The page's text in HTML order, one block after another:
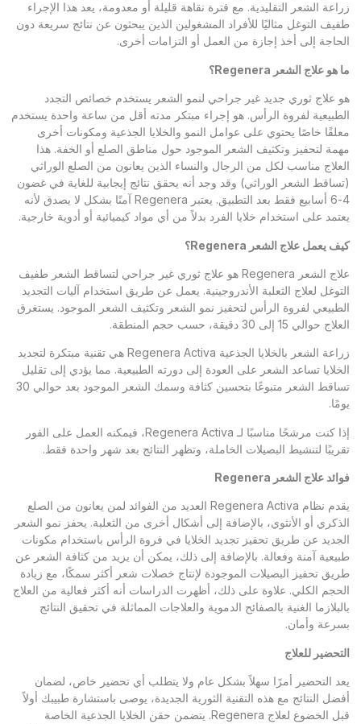
زراعة الشعر التقليدية. مع فترة نقاهة قليلة أو معدومة، يعد هذا الإجراء
طفيف التوغل مثاليًا للأفراد المشغولين الذين يبحثون عن نتائج سريعة دون
الحاجة إلى أخذ إجازة من العمل أو التزامات أخرى.
ما هو علاج الشعر ؟
هو علاج ثوري جديد غير جراحي لنمو الشعر يستخدم خصائص التجدد
الطبيعية لفروة الرأس. هو إجراء مبتكر مدته أقل من ساعة واحدة يستخدم
معلقًا خاصًا يحتوي على عوامل النمو والخلايا الجذعية ومكونات أخرى
مهمة لتحفيز وتكثيف الشعر الموجود حول مناطق الصلع أو الخفة. هذا
العلاج مناسب لكل من الرجال والنساء الذين يعانون من الصلع الوراثي
(تساقط الشعر الوراثي) وقد وجد أنه يحقق نتائج إيجابية للغاية في غضون
4-6 أسابيع فقط بعد التطبيق. يعتبر Regenera آمنًا بشكل لا يصدق لأنه
يعتمد على استخدام خلايا الفرد بدلاً من أي مواد كيميائية أو أدوية خارجية.
كيف يعمل علاج الشعر ؟
علاج الشعر Regenera هو علاج ثوري غير جراحي لتساقط الشعر طفيف
التوغل لعلاج الثعلبة الأندروجينية. يعمل عن طريق استخدام آليات التجديد
الطبيعي لفروة الرأس لتحفيز نمو الشعر وتكثيف الشعر الموجود. يستغرق
العلاج حوالي 15 إلى 30 دقيقة، حسب حجم المنطقة.
زراعة الشعر بالخلايا الجذعية Regenera Activa هي تقنية مبتكرة لتجديد
الخلايا تساعد الشعر على العودة إلى دورته الطبيعية. مما يؤدي إلى تقليل
تساقط الشعر متبوعًا بتحسين كثافة وسمك الشعر الموجود بعد حوالي 30
يومًا.
إذا كنت مرشحًا مناسبًا لـ Regenera Activa، فيمكنه العمل على الفور
تقريبًا لتنشيط البصيلات الخاملة، وتظهر النتائج بعد شهر واحدة فقط.
فوائد علاج الشعر
يقدم نظام Regenera Activa العديد من الفوائد لمن يعانون من الصلع
الذكري أو الأنثوي، بالإضافة إلى أشكال أخرى من الثعلبة. يحفز نمو الشعر
الجديد عن طريق تحفيز تجديد الخلايا في فروة الرأس باستخدام مكونات
طبيعية آمنة وفعالة. بالإضافة إلى ذلك، يمكن أن يزيد من كثافة الشعر عن
طريق تحفيز البصيلات الموجودة لإنتاج خصلات شعر أكثر سمكًا، مع زيادة
الحجم الكلي. علاوة على ذلك، أظهرت الدراسات أنه أكثر فعالية من العلاج
بالبلازما الغنية بالصفائح الدموية والعلاجات المماثلة في تحقيق النتائج
بسرعة وأمان.
التحضير للعلاج
يعد التحضير أمرًا سهلاً بشكل عام ولا يتطلب أي تحضير خاص، لضمان
أفضل النتائج مع هذه التقنية الثورية الجديدة، يوصى باستشارة طبيبك أولاً
قبل الخضوع لعلاج Regenera. يتضمن حقن الخلايا الجذعية الخاصة